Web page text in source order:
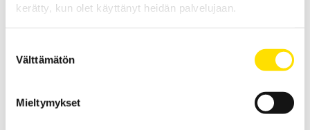
kerätty, kun olet käyttänyt heidän palvelujaan.
valinta
Välttämätön
Mieltymykset
Mecmesin OmniTest™ 50 motorisoitu
materiaalitesteri
PC-ohjattu testijalusta/vetovoimatesteri materiaali- ja
tuotetestaukseen. Kapasiteetit: 2,5 N upp...50 kN